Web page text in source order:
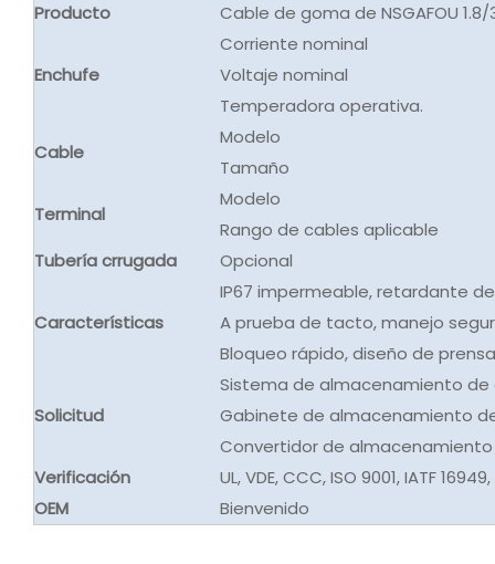
Producto Cable de goma de NSGAFOU
Enchufe
Corriente nominal
Voltaje nominal
Temperadora operativa.
Cable
Modelo
Tamaño
Terminal
Modelo
Rango de cables aplicable
Tubería crrugada
Opcional
Características
IP67 impermeable, retardante
A prueba de tacto, manejo
Bloqueo rápido, diseño de
Solicitud
Sistema de almacenamiento de
Gabinete de almacenamiento
Convertidor de
Verificación
UL, VDE, CCC, ISO 9001, IATF
OEM
Bienvenido